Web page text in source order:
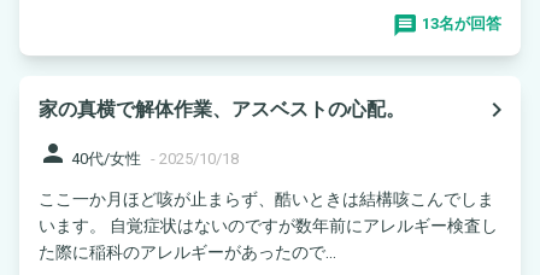
13名が回答
家の真横で解体作業、アスベストの心配。
navigate_next
person 40代/女性 - 2025/10/18
ここ一か月ほど咳が止まらず、酷いときは結構咳こんでしま
います。 自覚症状はないのですが数年前にアレルギー検査し
た際に稲科のアレルギーがあったので...